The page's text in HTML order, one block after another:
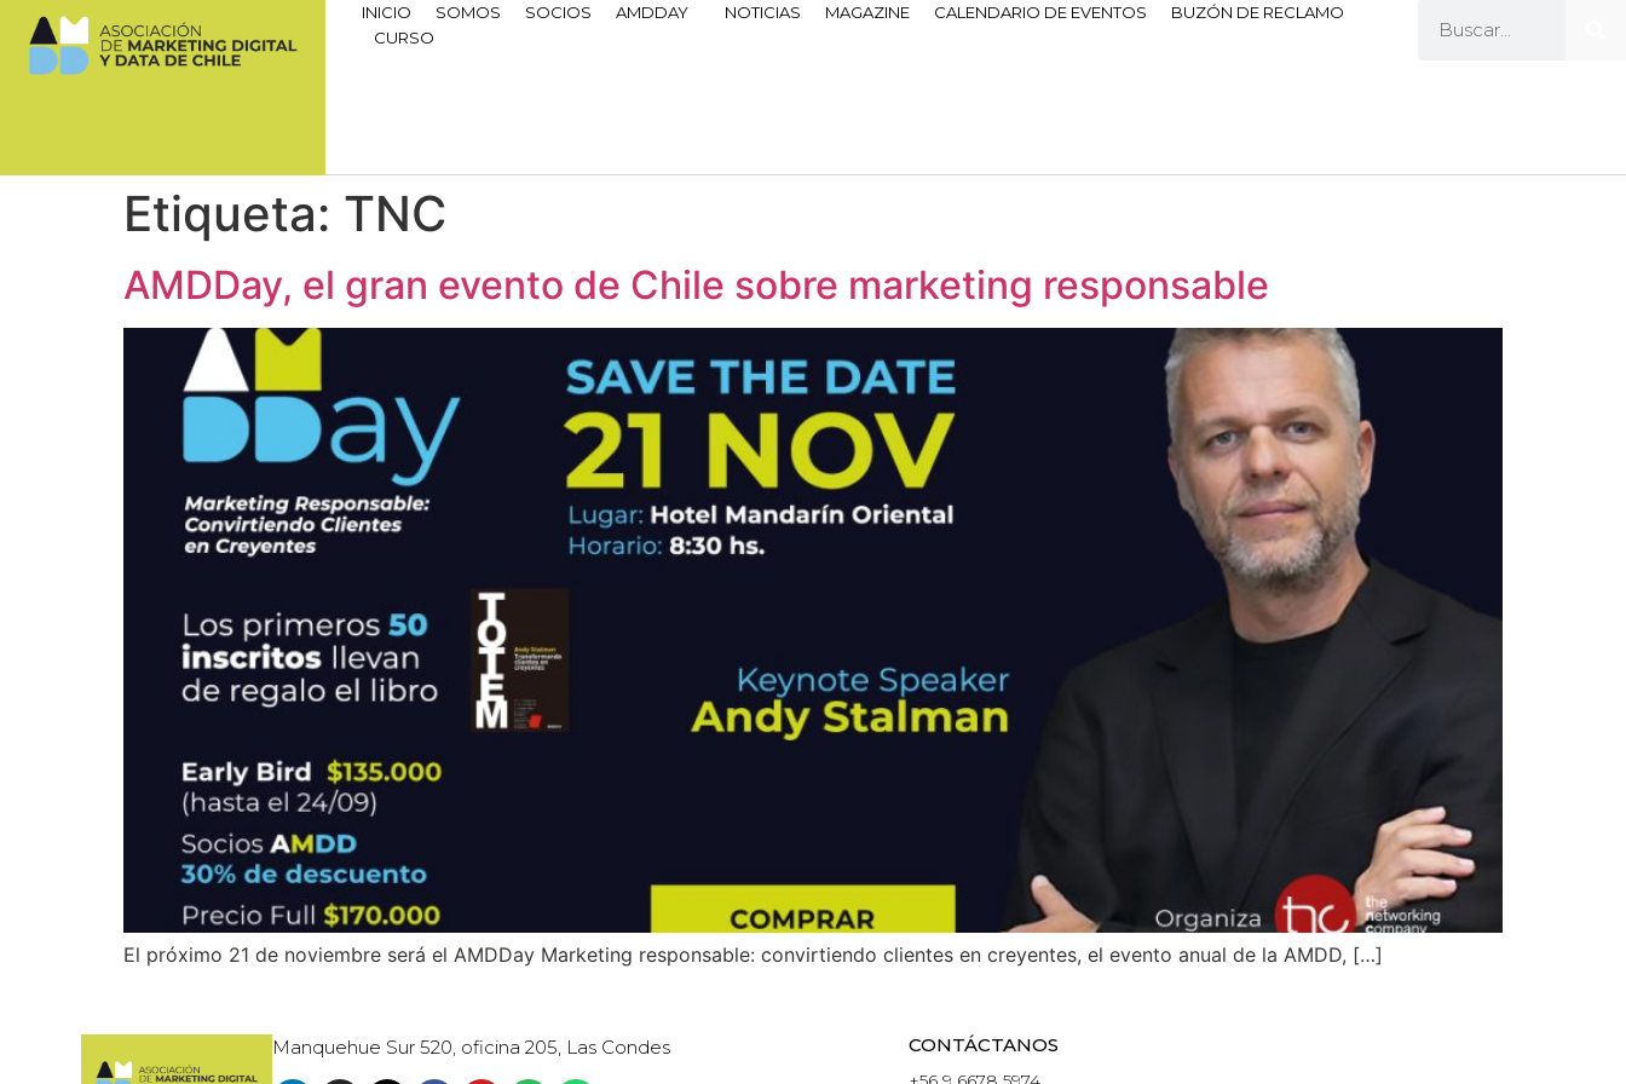
INICIO SOMOS SOCIOS AMDDAY NOTICIAS MAGAZINE CALENDARIO DE EVENTOS
BUZÓN DE RECLAMO
CURSO
Etiqueta: TNC
AMDDay, el gran evento de Chile sobre marketing responsable
El próximo 21 de noviembre será el AMDDay Marketing responsable: convirtiendo clientes en creyentes, el evento anual de la AMDD, […]
Manquehue Sur 520, oficina 205, Las Condes CONTÁCTANOS